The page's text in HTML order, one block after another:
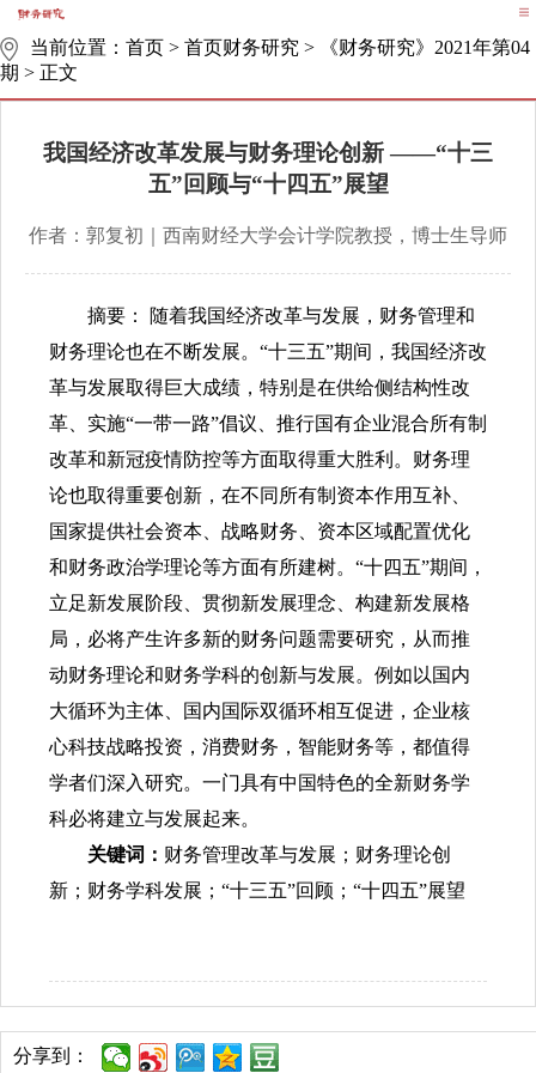
当前位置： 首页 > 首页财务研究 >
《财务研究》2021年第04
期 > 正文
我国经济改革发展与财务理论创新 ——“十三
五”回顾与“十四五”展望
作者：郭复初｜西南财经大学会计学院教授，博士生导师​
摘要： 随着我国经济改革与发展，财务管理和
财务理论也在不断发展。“十三五”期间，我国经济改
革与发展取得巨大成绩，特别是在供给侧结构性改
革、实施“一带一路”倡议、推行国有企业混合所有制
改革和新冠疫情防控等方面取得重大胜利。财务理
论也取得重要创新，在不同所有制资本作用互补、
国家提供社会资本、战略财务、资本区域配置优化
和财务政治学理论等方面有所建树。“十四五”期间，
立足新发展阶段、贯彻新发展理念、构建新发展格
局，必将产生许多新的财务问题需要研究，从而推
动财务理论和财务学科的创新与发展。例如以国内
大循环为主体、国内国际双循环相互促进，企业核
心科技战略投资，消费财务，智能财务等，都值得
学者们深入研究。一门具有中国特色的全新财务学
科必将建立与发展起来。
关键词： 财务管理改革与发展；财务理论创
新；财务学科发展；“十三五”回顾；“十四五”展望
分享到：